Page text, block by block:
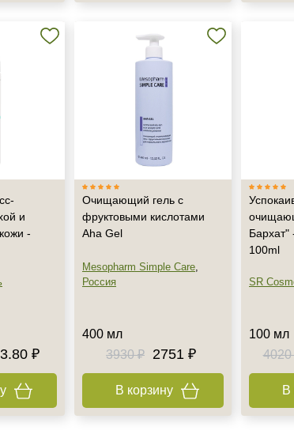
и
-
₽
Очищающий гель с
фруктовыми кислотами
Aha Gel
Mesopharm Simple Care,
Россия
400 мл
3930 ₽
2751 ₽
В корзину
Бархат"
100ml
SR
100 мл
4020
В